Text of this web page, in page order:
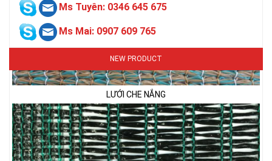
Ms Tuyên: 0346 645 675
Ms Mai: 0907 609 765
NEW PRODUCT
LƯỚI CHE NẮNG